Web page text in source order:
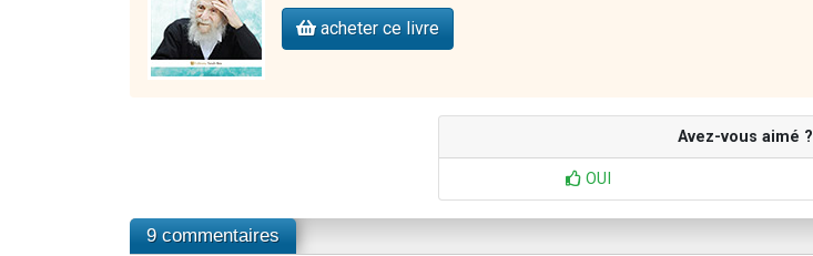
acheter ce livre
Avez-vous aimé ?
OUI
9 commentaires